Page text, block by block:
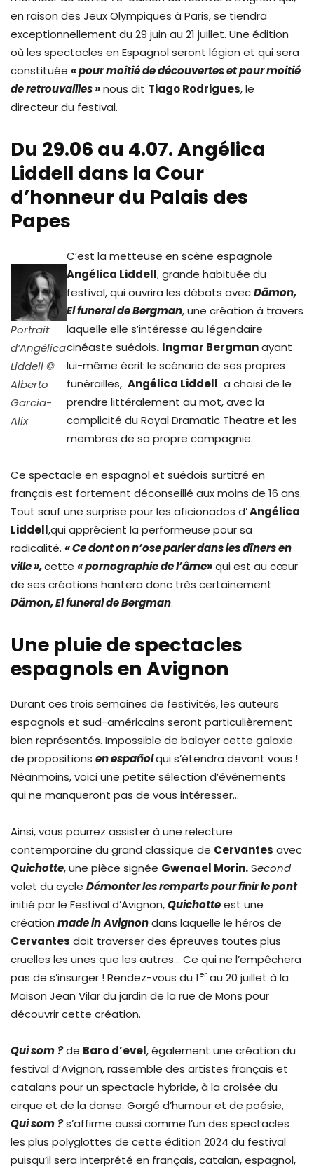
en raison des Jeux Olympiques à Paris, se tiendra
exceptionnellement du 29 juin au 21 juillet. Une édition
où les spectacles en Espagnol seront légion et qui sera
constituée « pour moitié de découvertes et pour moitié
de retrouvailles »nous dit Tiago Rodrigues, le
directeur du festival.
Du 29.06 au 4.07. Angélica
Liddell dans la Cour
d’honneur du Palais des
Papes
Portrait
d’Angélica
Liddell ©
Alberto
Garcia-
Alix
C’est la metteuse en scène espagnole
Angélica Liddell, grande habituée du
festival, qui ouvrira les débats avecDämon,
El funeral de Bergman, une création à travers
laquelle elle s’intéresse au légendaire
cinéaste suédois. Ingmar Bergmanayant
lui-même écrit le scénario de ses propres
funérailles, Angélica Liddell a choisi de le
prendre littéralement au mot, avec la
complicité du Royal Dramatic Theatre et les
membres de sa propre compagnie.
Ce spectacle en espagnol et suédois surtitré en
français est fortement déconseillé aux moins de 16 ans.
Tout sauf une surprise pour les aficionados d’Angélica
Liddell,qui apprécient la performeuse pour sa
radicalité. « Ce dont on n’ose parler dans les dîners en
ville »,cette « pornographie de l’âme»qui est au cœur
de ses créations hantera donc très certainement
Dämon, El funeral de Bergman.
Une pluie de spectacles
espagnols en Avignon
Durant ces trois semaines de festivités, les auteurs
espagnols et sud-américains seront particulièrement
bien représentés. Impossible de balayer cette galaxie
de propositions en españolqui s’étendra devant vous !
Néanmoins, voici une petite sélection d’événements
qui ne manqueront pas de vous intéresser…
Ainsi, vous pourrez assister à une relecture
contemporaine du grand classique de Cervantes avec
Quichotte, une pièce signée Gwenael Morin.Second
volet du cycle Démonter les remparts pour finir le pont
initié par le Festival d’Avignon,Quichotteest une
création made inAvignondans laquelle le héros de
Cervantes doit traverser des épreuves toutes plus
cruelles les unes que les autres… Ce qui ne l’empêchera
pas de s’insurger ! Rendez-vous du 1er au 20 juillet à la
Maison Jean Vilar du jardin de la rue de Mons pour
découvrir cette création.
Qui som ?de Baro d’evel, également une création du
festival d’Avignon, rassemble des artistes français et
catalans pour un spectacle hybride, à la croisée du
cirque et de la danse. Gorgé d’humour et de poésie,
Qui som ?s’affirme aussi comme l’un des spectacles
les plus polyglottes de cette édition 2024 du festival
puisqu’il sera interprété en français, catalan, espagnol,